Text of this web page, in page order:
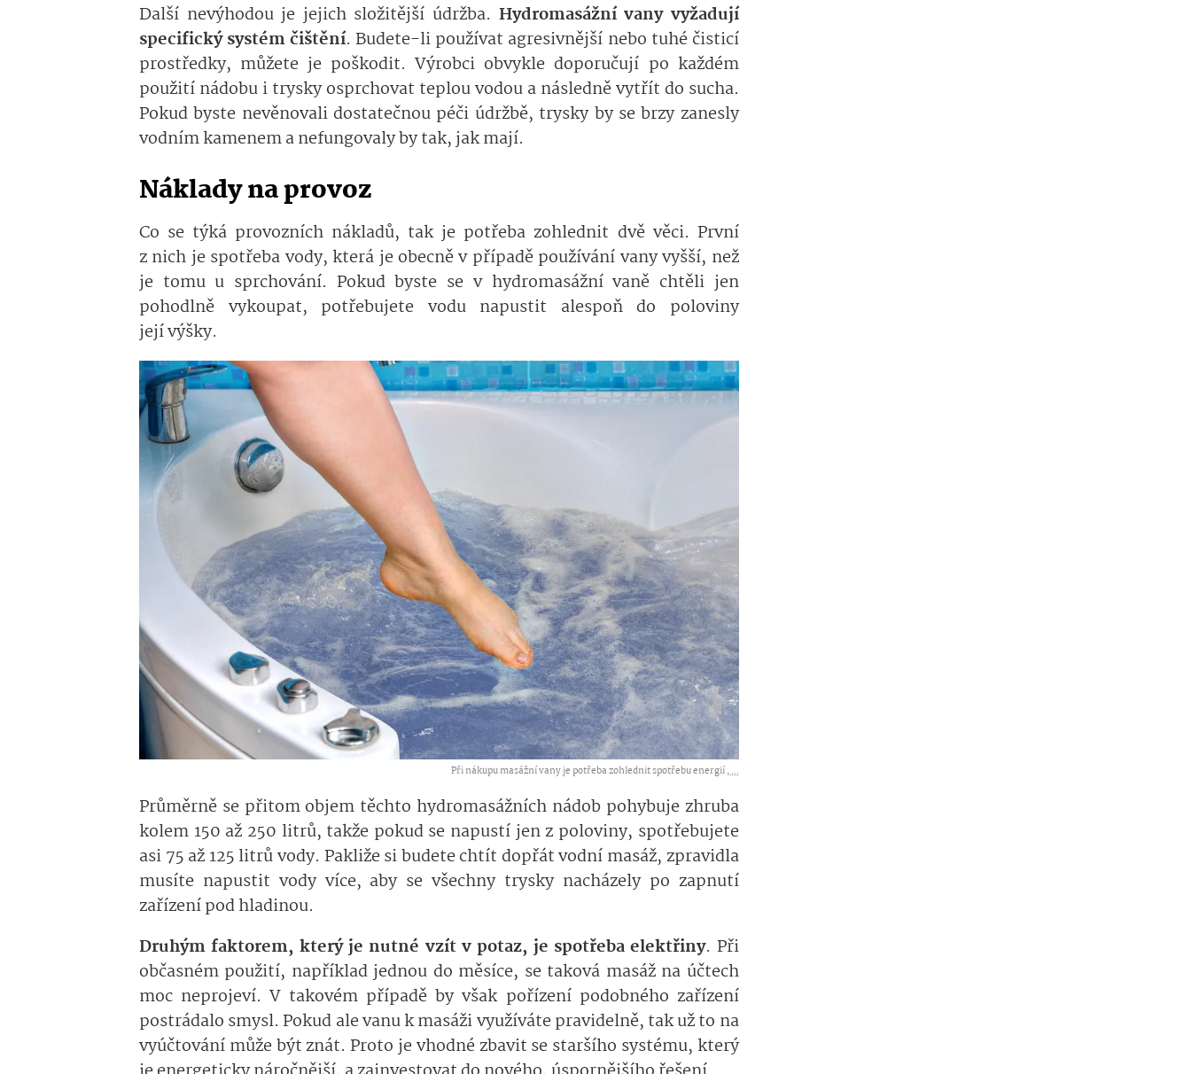
Další nevýhodou je jejich složitější údržba. Hydromasážní vany vyžadují
specifický systém čištění. Budete-li používat agresivnější nebo tuhé čisticí
prostředky, můžete je poškodit. Výrobci obvykle doporučují po každém
použití nádobu i trysky osprchovat teplou vodou a následně vytřít do sucha.
Pokud byste nevěnovali dostatečnou péči údržbě, trysky by se brzy zanesly
vodním kamenem a nefungovaly by tak, jak mají.
Náklady na provoz
Co se týká provozních nákladů, tak je potřeba zohlednit dvě věci. První
z nich je spotřeba vody, která je obecně v případě používání vany vyšší, než
je tomu u sprchování. Pokud byste se v hydromasážní vaně chtěli jen
pohodlně vykoupat, potřebujete vodu napustit alespoň do poloviny
její výšky.
Při nákupu masážní vany je potřeba zohlednit spotřebu energií ,...
Průměrně se přitom objem těchto hydromasážních nádob pohybuje zhruba
kolem 150 až 250 litrů, takže pokud se napustí jen z poloviny, spotřebujete
asi 75 až 125 litrů vody. Pakliže si budete chtít dopřát vodní masáž, zpravidla
musíte napustit vody více, aby se všechny trysky nacházely po zapnutí
zařízení pod hladinou.
Druhým faktorem, který je nutné vzít v potaz, je spotřeba elektřiny. Při
občasném použití, například jednou do měsíce, se taková masáž na účtech
moc neprojeví. V takovém případě by však pořízení podobného zařízení
postrádalo smysl. Pokud ale vanu k masáži využíváte pravidelně, tak už to na
vyúčtování může být znát. Proto je vhodné zbavit se staršího systému, který